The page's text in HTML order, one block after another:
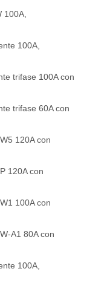
100A,
100A,
trifase 100A con
trifase 60A con
120A con
120A con
100A con
A1 80A con
100A,